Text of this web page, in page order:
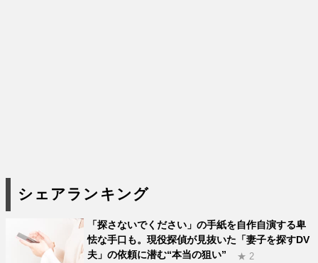
シェアランキング
「探さないでください」の手紙を自作自演する卑
怯な手口も。現役探偵が見抜いた「妻子を探すDV
夫」の依頼に潜む“本当の狙い”
★ 2